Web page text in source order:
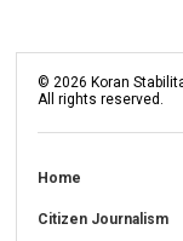
©2026 Koran
All rights reserved.
Home
Citizen Journalism